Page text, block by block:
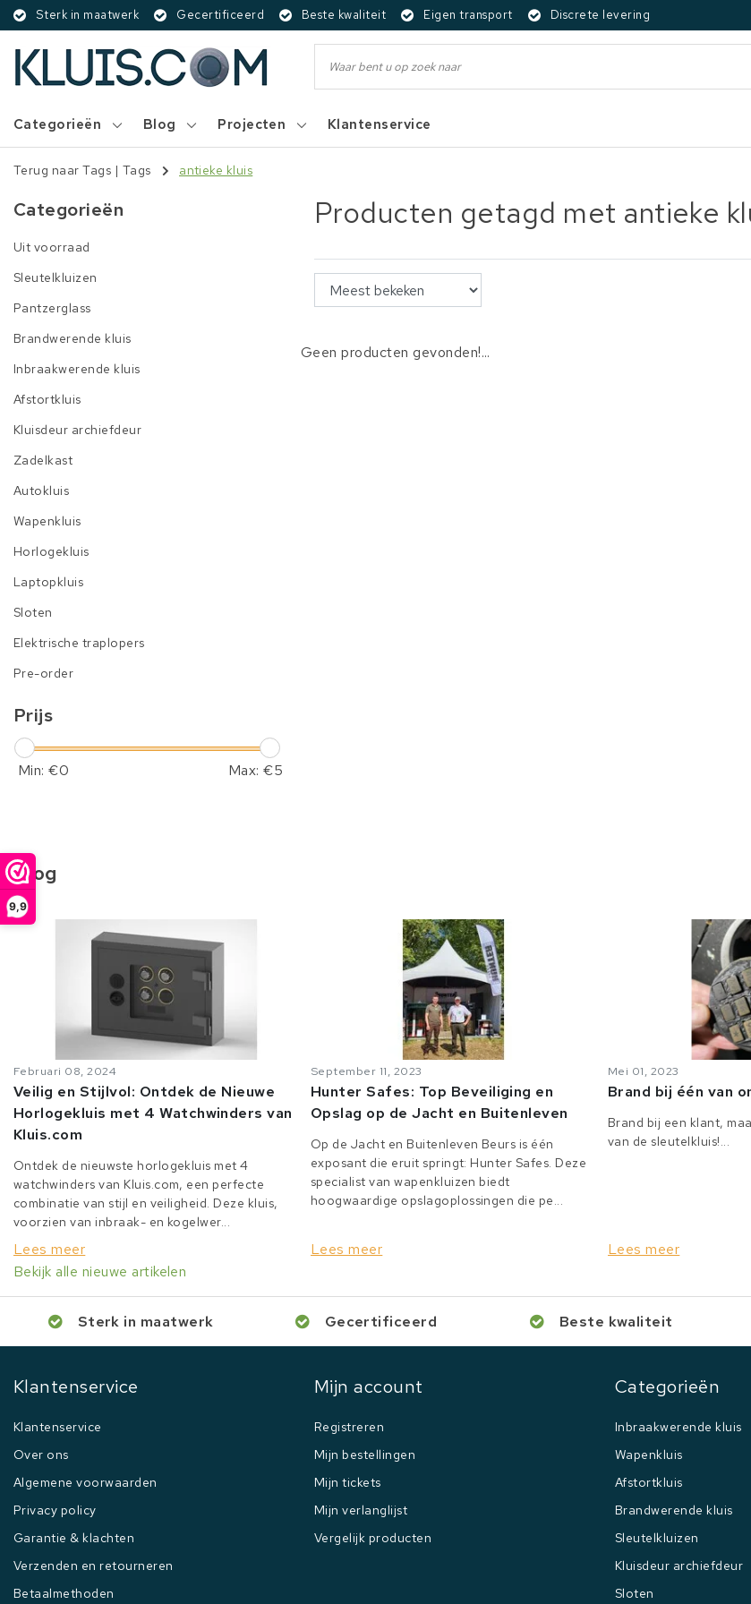
9,9
Sterk in maatwerk Gecertificeerd Beste kwaliteit Eigen transport Discrete levering
Categorieën Blog Projecten Klantenservice
Terug naar Tags | Tags antieke kluis
Categorieën
Uit voorraad
Sleutelkluizen
Pantzerglass
Brandwerende kluis
Inbraakwerende kluis
Afstortkluis
Kluisdeur archiefdeur
Zadelkast
Autokluis
Wapenkluis
Horlogekluis
Laptopkluis
Sloten
Elektrische traplopers
Pre-order
Prijs
Min: €0 Max: €5
Producten getagd met antieke
Geen producten gevonden!...
Blog
Februari 08, 2024
Veilig en Stijlvol: Ontdek de Nieuwe
Horlogekluis met 4 Watchwinders van
Kluis.com
Ontdek de nieuwste horlogekluis met 4
watchwinders van Kluis.com, een perfecte
combinatie van stijl en veiligheid. Deze kluis,
voorzien van inbraak- en kogelwer...
Lees meer
September 11, 2023
Hunter Safes: Top Beveiliging en
Opslag op de Jacht en Buitenleven
Op de Jacht en Buitenleven Beurs is één
exposant die eruit springt: Hunter Safes. Deze
specialist van wapenkluizen biedt
hoogwaardige opslagoplossingen die pe...
Lees meer
Mei 01, 2023
Brand bij één van
Brand bij een klant,
van de sleutelkluis!...
Lees meer
Bekijk alle nieuwe artikelen
Sterk in maatwerk Gecertificeerd Beste kwaliteit
Klantenservice
Klantenservice
Over ons
Algemene voorwaarden
Privacy policy
Garantie & klachten
Verzenden en retourneren
Betaalmethoden
Mijn account
Registreren
Mijn bestellingen
Mijn tickets
Mijn verlanglijst
Vergelijk producten
Categorieën
Inbraakwerende kluis
Wapenkluis
Afstortkluis
Brandwerende kluis
Sleutelkluizen
Kluisdeur archiefdeur
Sloten